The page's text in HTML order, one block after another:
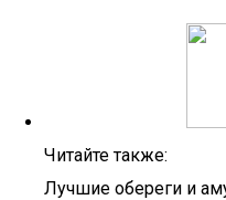
Читайте также:
Лучшие обереги и